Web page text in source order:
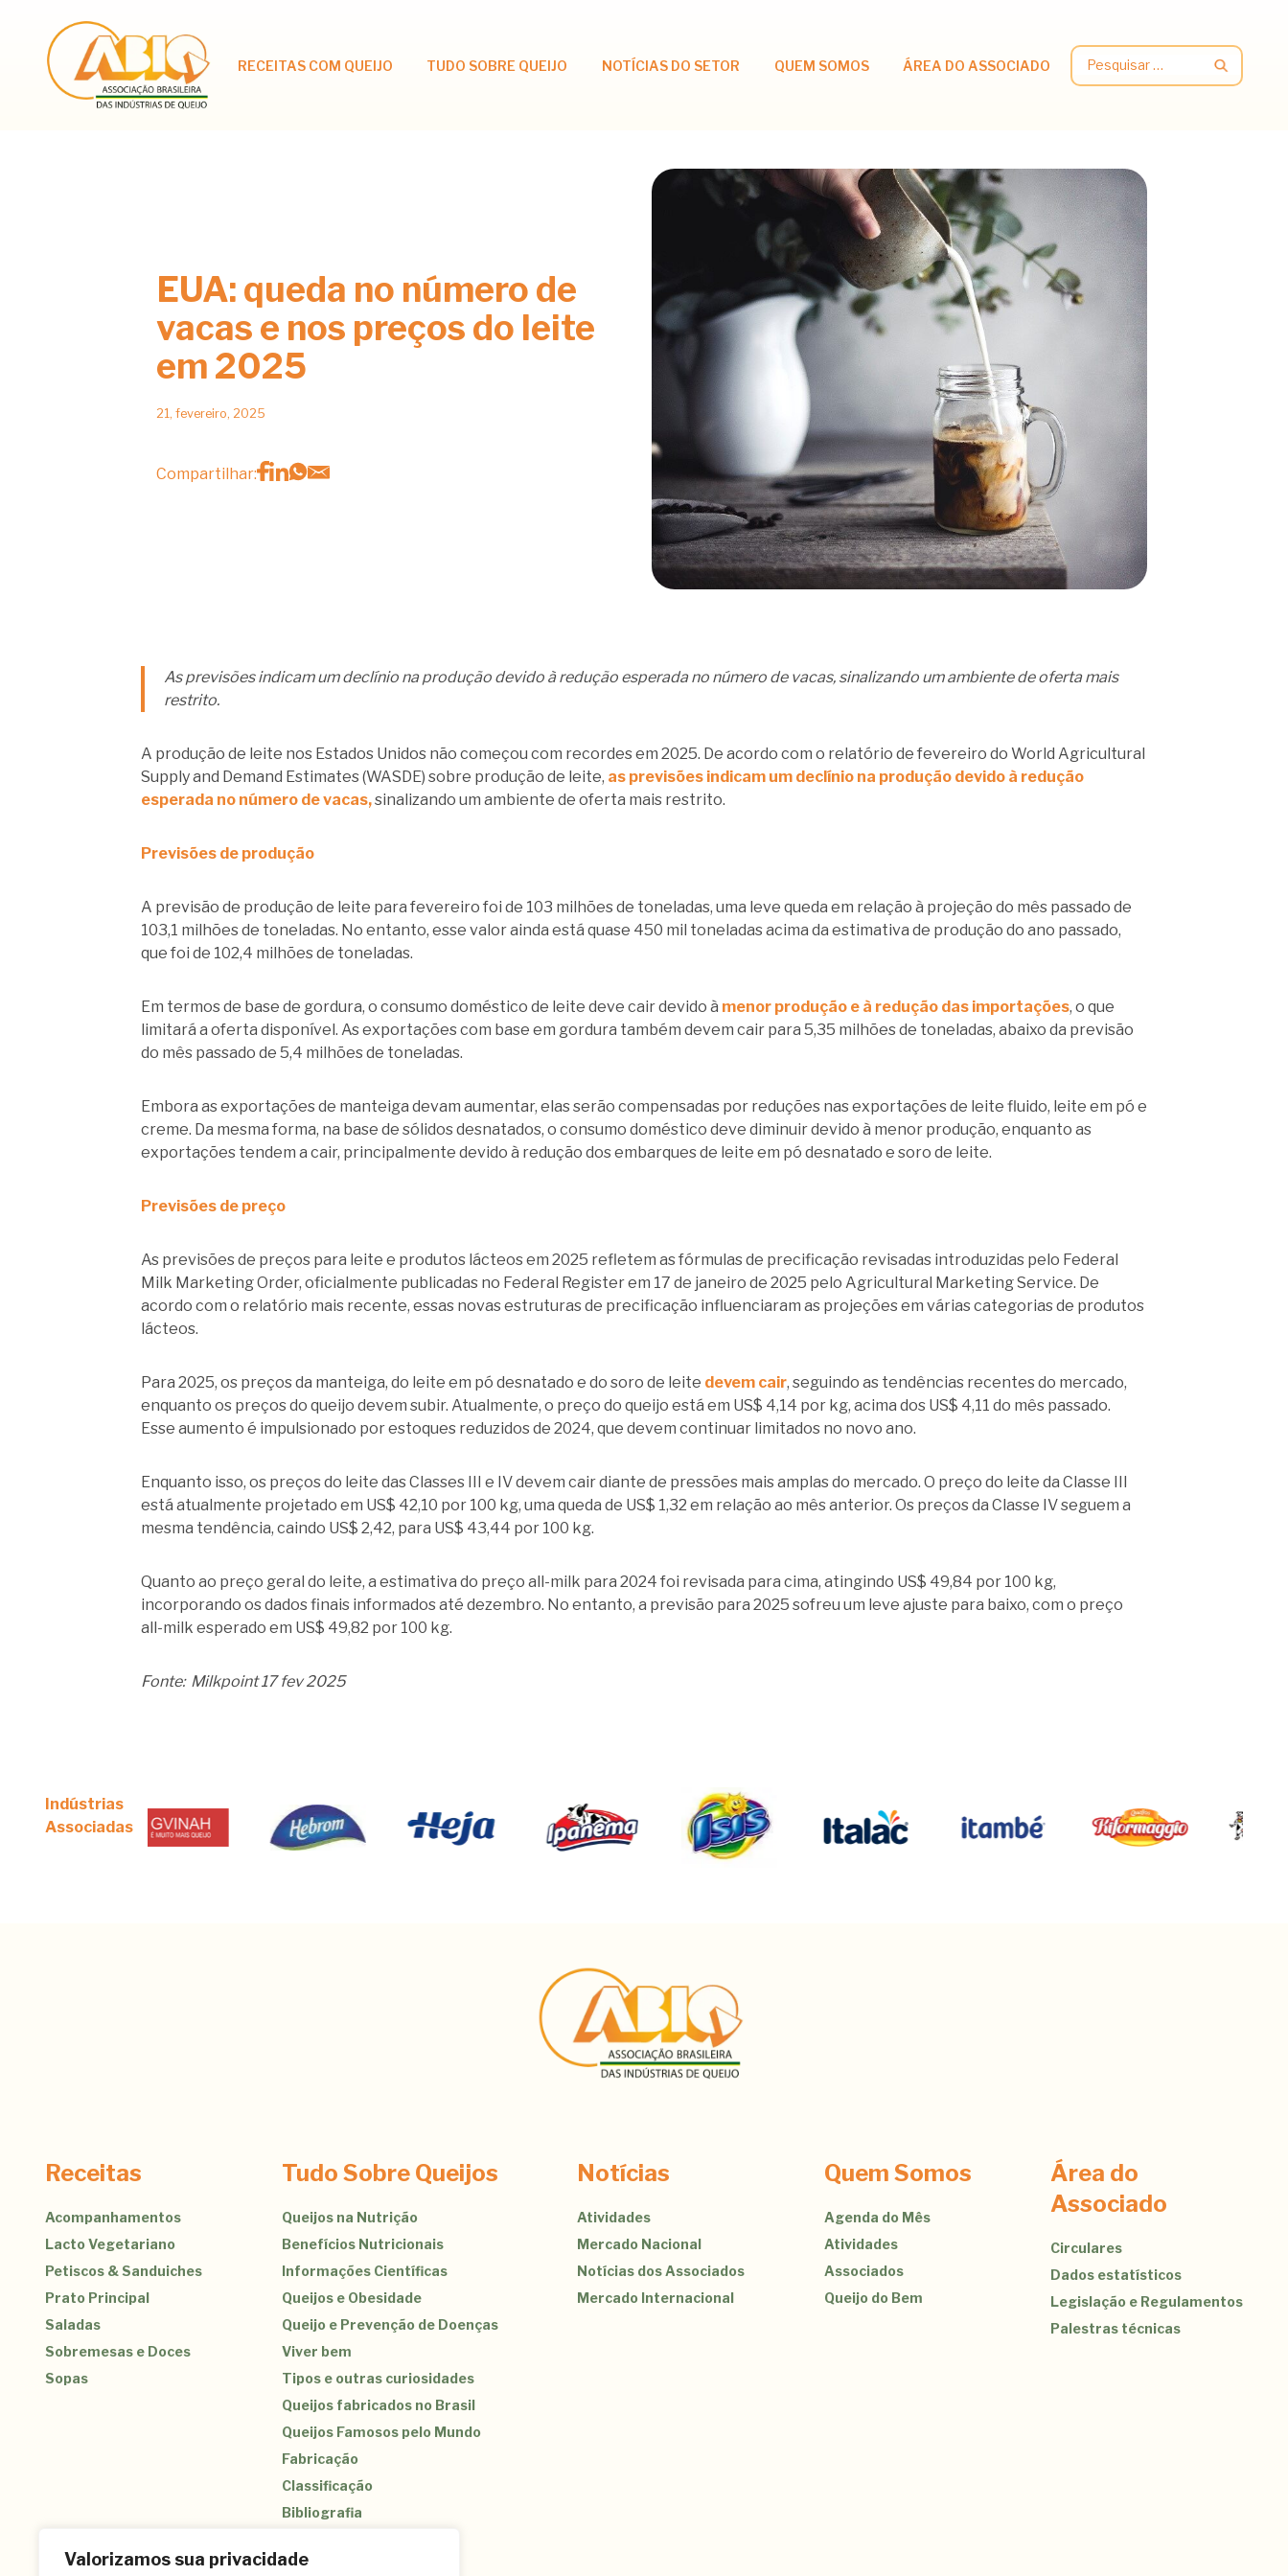
Valorizamos sua privacidade
RECEITAS COM QUEIJO TUDO SOBRE QUEIJO NOTÍCIAS DO SETOR QUEM SOMOS ÁREA DO ASSOCIADO
Pesquisar
por:
EUA: queda no número de
vacas e nos preços do leite
em 2025
21, fevereiro, 2025
Compartilhar:
As previsões indicam um declínio na produção devido à redução esperada no número de vacas, sinalizando um ambiente de oferta mais
restrito.
A produção de leite nos Estados Unidos não começou com recordes em 2025. De acordo com o relatório de fevereiro do World Agricultural
Supply and Demand Estimates (WASDE) sobre produção de leite, as previsões indicam um declínio na produção devido à redução
esperada no número de vacas,sinalizando um ambiente de oferta mais restrito.
Previsões de produção
A previsão de produção de leite para fevereiro foi de 103 milhões de toneladas, uma leve queda em relação à projeção do mês passado de
103,1 milhões de toneladas. No entanto, esse valor ainda está quase 450 mil toneladas acima da estimativa de produção do ano passado,
que foi de 102,4 milhões de toneladas.
Em termos de base de gordura, o consumo doméstico de leite deve cair devido à menor produção e à redução das importações, o que
limitará a oferta disponível. As exportações com base em gordura também devem cair para 5,35 milhões de toneladas, abaixo da previsão
do mês passado de 5,4 milhões de toneladas.
Embora as exportações de manteiga devam aumentar, elas serão compensadas por reduções nas exportações de leite fluido, leite em pó e
creme. Da mesma forma, na base de sólidos desnatados, o consumo doméstico deve diminuir devido à menor produção, enquanto as
exportações tendem a cair, principalmente devido à redução dos embarques de leite em pó desnatado e soro de leite.
Previsões de preço
As previsões de preços para leite e produtos lácteos em 2025 refletem as fórmulas de precificação revisadas introduzidas pelo Federal
Milk Marketing Order, oficialmente publicadas no Federal Register em 17 de janeiro de 2025 pelo Agricultural Marketing Service. De
acordo com o relatório mais recente, essas novas estruturas de precificação influenciaram as projeções em várias categorias de produtos
lácteos.
Para 2025, os preços da manteiga, do leite em pó desnatado e do soro de leite devem cair, seguindo as tendências recentes do mercado,
enquanto os preços do queijo devem subir. Atualmente, o preço do queijo está em US$ 4,14 por kg, acima dos US$ 4,11 do mês passado.
Esse aumento é impulsionado por estoques reduzidos de 2024, que devem continuar limitados no novo ano.
Enquanto isso, os preços do leite das Classes III e IV devem cair diante de pressões mais amplas do mercado. O preço do leite da Classe III
está atualmente projetado em US$ 42,10 por 100 kg, uma queda de US$ 1,32 em relação ao mês anterior. Os preços da Classe IV seguem a
mesma tendência, caindo US$ 2,42, para US$ 43,44 por 100 kg.
Quanto ao preço geral do leite, a estimativa do preço all-milk para 2024 foi revisada para cima, atingindo US$ 49,84 por 100 kg,
incorporando os dados finais informados até dezembro. No entanto, a previsão para 2025 sofreu um leve ajuste para baixo, com o preço
all-milk esperado em US$ 49,82 por 100 kg.
Fonte: Milkpoint 17 fev 2025
Indústrias
Associadas
Receitas
Acompanhamentos
Lacto Vegetariano
Petiscos & Sanduiches
Prato Principal
Saladas
Sobremesas e Doces
Sopas
Tudo Sobre Queijos
Queijos na Nutrição
Benefícios Nutricionais
Informações Científicas
Queijos e Obesidade
Queijo e Prevenção de Doenças
Viver bem
Tipos e outras curiosidades
Queijos fabricados no Brasil
Queijos Famosos pelo Mundo
Fabricação
Classificação
Bibliografia
Notícias
Atividades
Mercado Nacional
Notícias dos Associados
Mercado Internacional
Quem Somos
Agenda do Mês
Atividades
Associados
Queijo do Bem
Área do
Associado
Circulares
Dados estatísticos
Legislação e Regulamentos
Palestras técnicas